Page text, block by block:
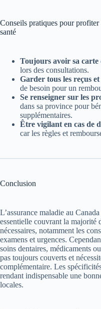
Conseils pratiques pour
santé
Toujours avoir sa carte
lors des consultations.
Garder tous les reçus
de besoin pour un
Se renseigner sur les
dans sa province pour
supplémentaires.
Être vigilant en cas de
car les règles et
Conclusion
L’assurance maladie au
essentielle couvrant la majorité
nécessaires, notamment les
examens et urgences.
soins dentaires, médicaments
pas toujours couverts et
complémentaire. Les
rendant indispensable une
locales.